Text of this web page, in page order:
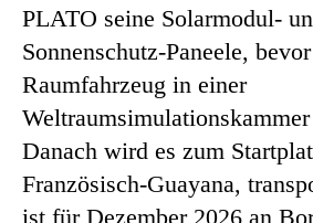
PLATO seine Solarmodul-
Sonnenschutz-Paneele,
Raumfahrzeug in einer
Danach wird es zum
Französisch-Guayana,
ist für Dezember 2026 an